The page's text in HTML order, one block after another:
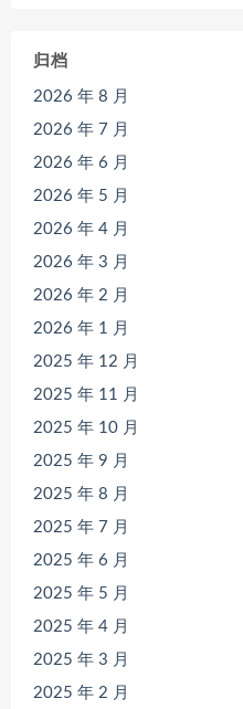
归档
2026 年 8 月
2026 年 7 月
2026 年 6 月
2026 年 5 月
2026 年 4 月
2026 年 3 月
2026 年 2 月
2026 年 1 月
2025 年 12 月
2025 年 11 月
2025 年 10 月
2025 年 9 月
2025 年 8 月
2025 年 7 月
2025 年 6 月
2025 年 5 月
2025 年 4 月
2025 年 3 月
2025 年 2 月